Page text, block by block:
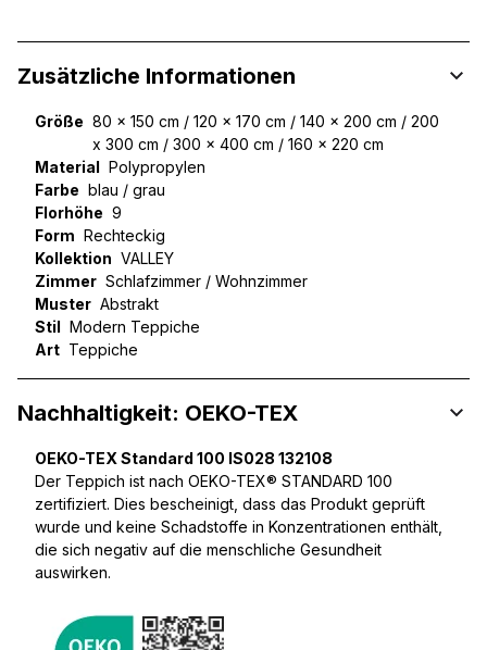
Zusätzliche Informationen
Größe 80 x 150 cm / 120 x 170 cm / 140 x 200 cm / 200
x 300 cm / 300 x 400 cm / 160 x 220 cm
Material Polypropylen
Farbe blau / grau
Florhöhe 9
Form Rechteckig
Kollektion VALLEY
Zimmer Schlafzimmer / Wohnzimmer
Muster Abstrakt
Stil Modern Teppiche
Art Teppiche
Nachhaltigkeit: OEKO-TEX
OEKO-TEX Standard 100 IS028 132108
Der Teppich ist nach OEKO-TEX® STANDARD 100
zertifiziert. Dies bescheinigt, dass das Produkt geprüft
wurde und keine Schadstoffe in Konzentrationen enthält,
die sich negativ auf die menschliche Gesundheit
auswirken.